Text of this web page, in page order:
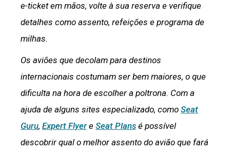
e-ticket em mãos, volte à sua reserva e verifique
detalhes como assento, refeições e programa de
milhas.
Os aviões que decolam para destinos
internacionais costumam ser bem maiores, o que
dificulta na hora de escolher a poltrona. Com a
ajuda de alguns sites especializado, como Seat
Guru, Expert Flyere Seat Plans é possível
descobrir qual o melhor assento do avião que fará